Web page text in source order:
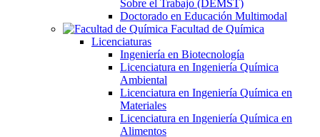
Sobre el Trabajo (DEMST)
Doctorado en Educación Multimodal
Facultad de Química
Licenciaturas
Ingeniería en Biotecnología
Licenciatura en Ingeniería Química
Ambiental
Licenciatura en Ingeniería Química en
Materiales
Licenciatura en Ingeniería Química en
Alimentos